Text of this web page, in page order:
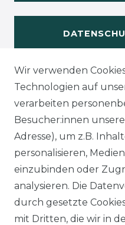
Sie sind Händler
in
Wir verwenden
Technologien auf
verarbeiten
Besucher:innen
Adresse), um z.B.
personalisieren,
einzubinden oder
analysieren. Die
durch gesetzte
mit Dritten, die wir in